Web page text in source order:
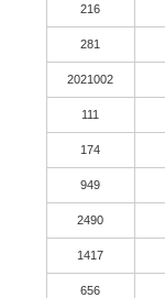
216
281
2021002
111
174
949
2490
1417
656